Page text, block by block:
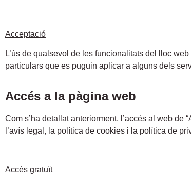
Acceptació
L’ús de qualsevol de les funcionalitats del lloc
particulars que es puguin aplicar a alguns dels
Accés a la pàgina web
Com s’ha detallat anteriorment, l’accés al web
l’avís legal, la política de cookies i la política de
Accés gratuït